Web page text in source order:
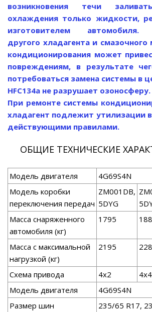
возникновения течи
охлаждения только жидкости,
изготовителем автомобиля.
другого хладагента и смазочного
кондиционирования может
повреждениям, в результате
потребоваться замена системы в
HFC134a не разрушает озоносферу.
При ремонте системы
хладагент подлежит утилизации
действующими правилами.
ОБЩИЕ ТЕХНИЧЕСКИЕ
Модель двигателя 4G69S4N
Модель коробки
переключения передач
ZM001DB,
5DYG
Масса снаряженного
автомобиля (кг)
1795
Масса с максимальной
нагрузкой (кг)
2195
Схема привода 4x2 4x4
Модель двигателя
4G69S4N
Размер шин
235/65 R17,